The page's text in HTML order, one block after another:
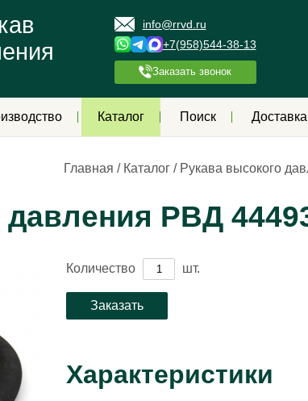
info@rrvd.ru
+7(958)544-38-13
Заказать звонок
Каталог Поиск
Главная / Каталог / Рукава высокого
РВД
Количество шт.
Характеристики